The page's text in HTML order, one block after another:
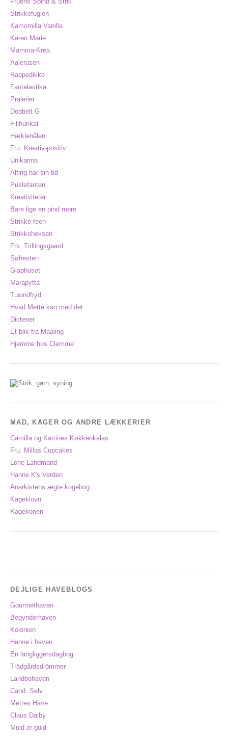
Strikkefuglen
Kamomilla Vanilla
Karen Marie
Mamma-Krea
Aalerusen
Rappedikke
Fantelastika
Pralerier
Dobbelt G
Filihunkat
Hæklenålen
Fru. Kreativ-positiv
Unikarina
Alting har sin tid
Puslefanten
Kreativiteter
Bare lige en pind mere
Strikke-feen
Strikkeheksen
Frk. Trillingsgaard
Søhesten
Glaphuset
Marapytta
Tusindfryd
Hvad Mette kan med det
Dicterier
Et blik fra Maaling
Hjemme hos Clemme
MAD, KAGER OG ANDRE LÆKKERIER
Camilla og Katrines Køkkenkalas
Fru. Millas Cupcakes
Lone Landmand
Hanne K's Verden
Anarkistens ægte kogebog
Kageklovn
Kagekonen
DEJLIGE HAVEBLOGS
Gourmethaven
Begynderhaven
Kolonien
Hanne i haven
En langliggersdagbog
Trädgårdsdrömmer
Landbohaven
Cand. Selv
Mettes Have
Claus Dalby
Muld er guld